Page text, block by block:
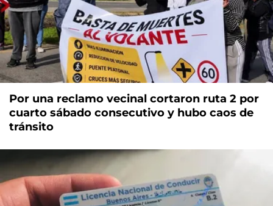
Por una reclamo vecinal cortaron ruta 2 por
cuarto sábado consecutivo y hubo caos de
tránsito